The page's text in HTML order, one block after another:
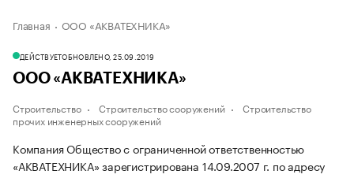
Главная ООО «АКВАТЕХНИКА»
ДЕЙСТВУЕТОБНОВЛЕНО, 25.09.2019
ООО «АКВАТЕХНИКА»
Строительство Строительство сооружений
Строительство
прочих инженерных сооружений
Компания Общество с ограниченной ответственностью
«АКВАТЕХНИКА» зарегистрирована 14.09.2007 г. по адресу